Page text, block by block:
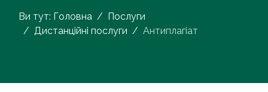
Ви тут: Головна
Послуги
Дистанційні послуги
Антиплагіат